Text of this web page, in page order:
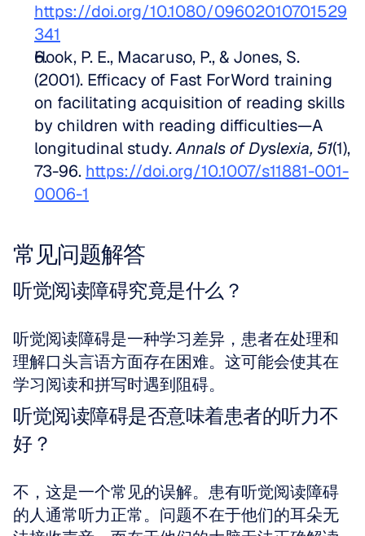
https://doi.org/10.1080/09602010701529
341
Hook, P. E., Macaruso, P., & Jones, S.
(2001). Efficacy of Fast ForWord training
on facilitating acquisition of reading skills
by children with reading difficulties—A
longitudinal study. Annals of Dyslexia, 51(1),
73-96. https://doi.org/10.1007/s11881-001-
0006-1
常见问题解答
听觉阅读障碍究竟是什么？
听觉阅读障碍是一种学习差异，患者在处理和
理解口头言语方面存在困难。这可能会使其在
学习阅读和拼写时遇到阻碍。
听觉阅读障碍是否意味着患者的听力不
好？
不，这是一个常见的误解。患有听觉阅读障碍
的人通常听力正常。问题不在于他们的耳朵无